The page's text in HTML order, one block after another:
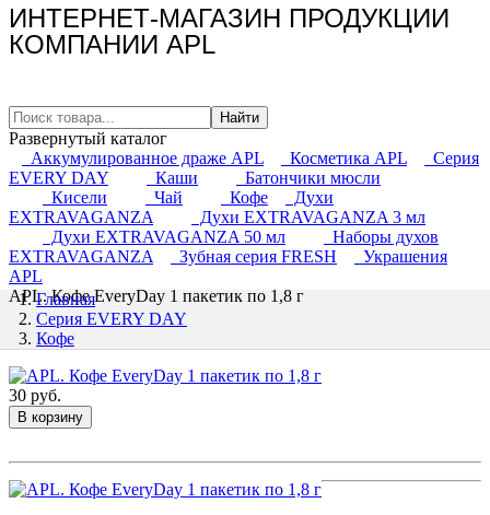
ИНТЕРНЕТ-МАГАЗИН ПРОДУКЦИИ
КОМПАНИИ APL
Найти
Развернутый каталог
Аккумулированное драже APL
Косметика APL
Серия
EVERY DAY
Каши
Батончики мюсли
Кисели
Чай Кофе
Духи
EXTRAVAGANZA
Духи EXTRAVAGANZA 3 мл
Духи EXTRAVAGANZA 50 мл
Наборы духов
EXTRAVAGANZA
Зубная серия FRESH
Украшения
APL
APL. Кофе EveryDay 1 пакетик по 1,8 г
Главная
Серия EVERY DAY
Кофе
30 руб.
В корзину